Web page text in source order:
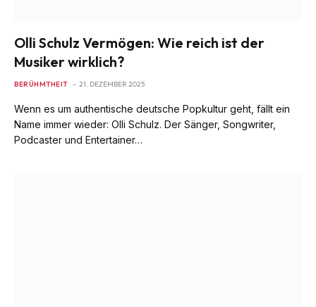
Olli Schulz Vermögen: Wie reich ist der
Musiker wirklich?
BERÜHMTHEIT 21. DEZEMBER 2025
Wenn es um authentische deutsche Popkultur geht, fällt ein
Name immer wieder: Olli Schulz. Der Sänger, Songwriter,
Podcaster und Entertainer…